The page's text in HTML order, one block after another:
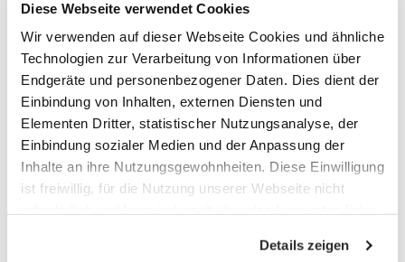
Diese Webseite verwendet Cookies
Wir verwenden auf dieser Webseite Cookies und ähnliche
Technologien zur Verarbeitung von Informationen über
Endgeräte und personenbezogener Daten. Dies dient der
Einbindung von Inhalten, externen Diensten und
Elementen Dritter, statistischer Nutzungsanalyse, der
Einbindung sozialer Medien und der Anpassung der
Inhalte an ihre Nutzungsgewohnheiten. Diese Einwilligung
ist freiwillig, für die Nutzung unserer Webseite nicht
und imImpressum
Details zeigen